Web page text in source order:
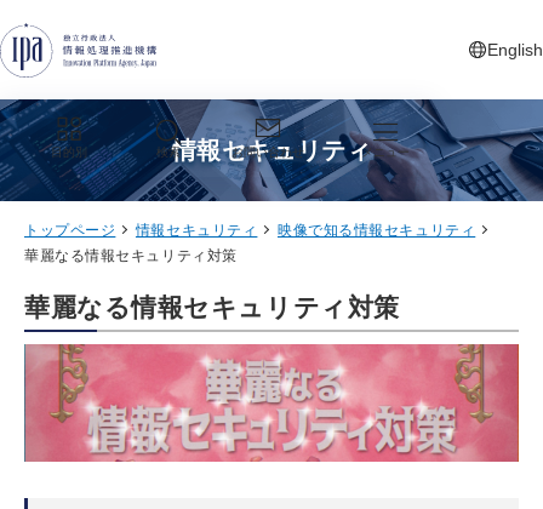
English
新しいタ
目的別 検索 お問い合わせ メニュー
情報セキュリティ
トップページ 情報セキュリティ
映像で知る情報セキュリティ
華麗なる情報セキュリティ対策
華麗なる情報セキュリティ対策